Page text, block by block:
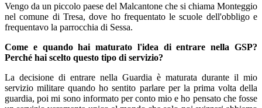
Vengo da un piccolo paese del Malcantone che si chiama Monteggio
nel comune di Tresa, dove ho frequentato le scuole dell'obbligo e
frequentavo la parrocchia di Sessa.
Come e quando hai maturato l'idea di entrare nella GSP?
Perché hai scelto questo tipo di servizio?
La decisione di entrare nella Guardia è maturata durante il mio
servizio militare quando ho sentito parlare per la prima volta della
guardia, poi mi sono informato per conto mio e ho pensato che fosse